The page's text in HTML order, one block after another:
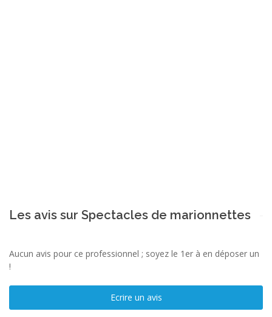
Les avis sur Spectacles de marionnettes
Aucun avis pour ce professionnel ; soyez le 1er à en déposer un
!
Ecrire un avis